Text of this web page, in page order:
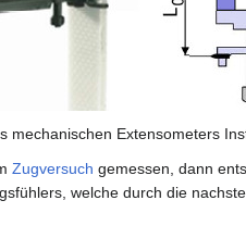
mechanischen Extensometers
Zugversuch gemessen, dann
welche durch die